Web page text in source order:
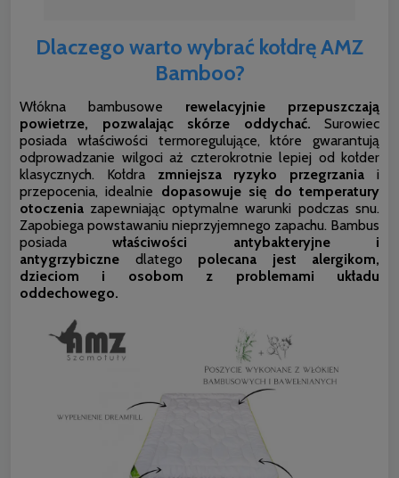
Dlaczego warto wybrać kołdrę AMZ
Bamboo?
Włókna bambusowe rewelacyjnie przepuszczają
powietrze, pozwalając skórze oddychać. Surowiec
posiada właściwości termoregulujące, które gwarantują
odprowadzanie wilgoci aż czterokrotnie lepiej od kołder
klasycznych. Kołdrazmniejsza ryzyko przegrzania i
przepocenia, idealnie dopasowuje się do temperatury
otoczenia zapewniając optymalne warunki podczas snu.
Zapobiega powstawaniu nieprzyjemnego zapachu. Bambus
posiadawłaściwości antybakteryjne i
antygrzybiczne dlatego polecana jest alergikom,
dzieciom i osobom z problemami układu
oddechowego.